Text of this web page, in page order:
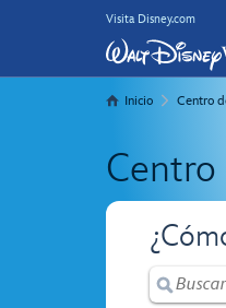
Visita Disney.com
Inicio Centro
Centro